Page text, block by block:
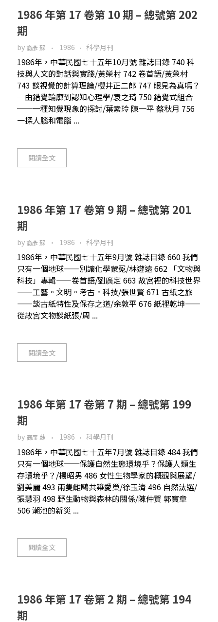
1986 年第 17 卷第 10 期 – 總號第 202
期
by 裔彥 蘇 1986 科學月刊
1986年，中華民國七十五年10月號 雜誌目錄 740 科
技與人文的對話與實踐/黃榮村 742 卷首語/黃榮村
743 談視覺的計算理論/櫻井正二郎 747 眼見為真嗎？
─由錯覺輪廓到認知心理學/袁之琦 750 錯覺式組合
──一種知覺現象的探討/葉素玲 陳一平 蔡秋月 756
一探人腦和電腦 ...
閱讀全文
1986 年第 17 卷第 9 期 – 總號第 201
期
by 裔彥 蘇 1986 科學月刊
1986年，中華民國七十五年9月號 雜誌目錄 660 我們
只有一個地球——別讓化學蒙冤/林遵遠 662 「文物與
科技」專輯——卷首語/劉廣定 663 故宮裡的科技世界
——工藝。文明。考古。科技/張世賢 671 古紙之旅
——談古紙特性及保存之道/余敦平 676 紙裡乾坤——
從故宮文物談紙張/周 ...
閱讀全文
1986 年第 17 卷第 7 期 – 總號第 199
期
by 裔彥 蘇 1986 科學月刊
1986年，中華民國七十五年7月號 雜誌目錄 484 我們
只有一個地球──保護自然生態環境乎？保護人類生
存環境乎？/楊昭男 486 女性生物學家的概觀與展望/
劉美麗 493 兩隻雌鷗共築愛巢/徐玉清 496 自然汰選/
張慧羽 498 野生動物與森林的關係/陳仲賢 郭寶章
506 潮池的新災 ...
閱讀全文
1986 年第 17 卷第 2 期 – 總號第 194
期